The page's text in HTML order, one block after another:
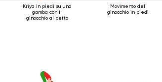
Kriya in piedi su una
gamba con il
ginocchio al petto
Movimento del
ginocchio in piedi